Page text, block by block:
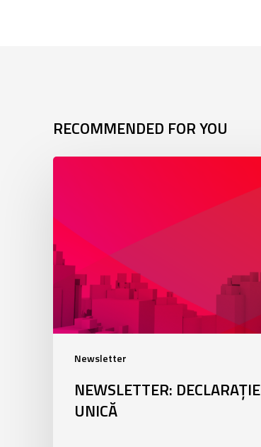
RECOMMENDED FOR YOU
Newsletter
Newsletter:
NEWSLETTER: DECLARAȚIE
UNICĂ